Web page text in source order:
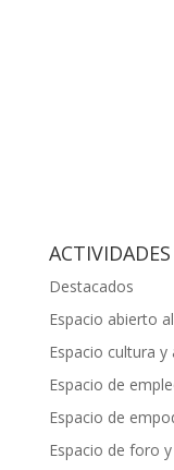
Destacados
Espacio abierto
Espacio cultura y
Espacio de
Espacio de
Espacio de foro